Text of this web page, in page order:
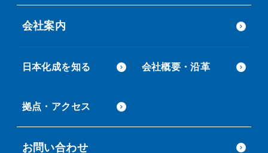
会社案内
日本化成を知る 会社概要・沿革
拠点・アクセス
お問い合わせ